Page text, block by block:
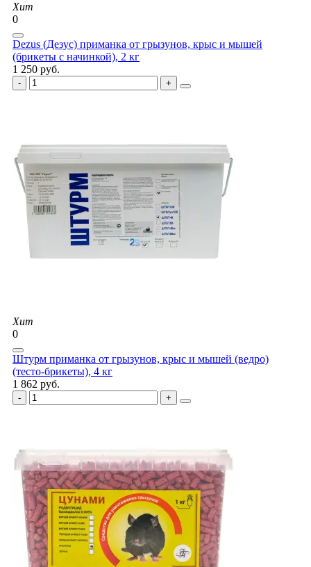
Хит
0
Dezus (Дезус) приманка от грызунов, крыс и мышей
(брикеты с начинкой), 2 кг
1 250 руб.
Хит
0
Штурм приманка от грызунов, крыс и мышей (ведро)
(тесто-брикеты), 4 кг
1 862 руб.